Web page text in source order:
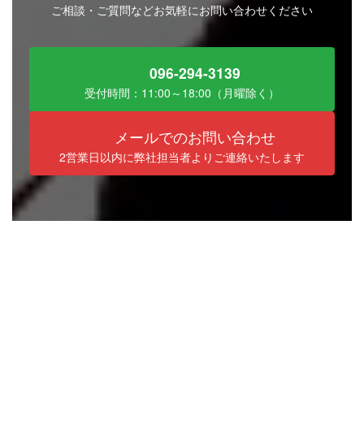
ご相談・ご質問などお気軽にお問い合わせください
096-294-3139
受付時間：11:00～18:00（月曜除く）
メールでのお問い合わせ
2営業日以内に弊社担当者よりご連絡いたします